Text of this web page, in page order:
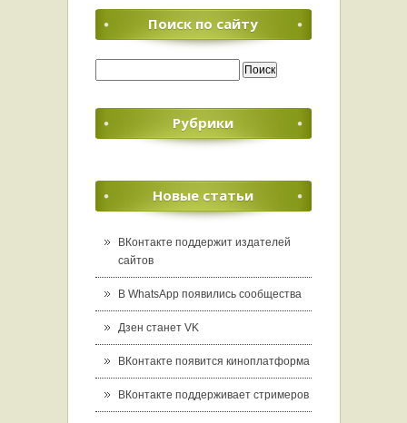
Поиск по сайту
Рубрики
Новые статьи
ВКонтакте поддержит издателей
сайтов
В WhatsApp появились сообщества
Дзен станет VK
ВКонтакте появится киноплатформа
ВКонтакте поддерживает стримеров